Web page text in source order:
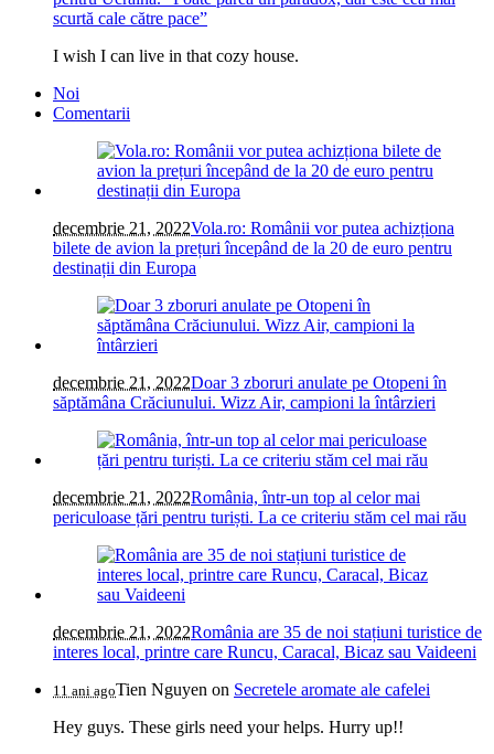
scurtă cale către pace”
I wish I can live in that cozy house.
Noi
Comentarii
decembrie 21, 2022Vola.ro: Românii vor putea achizționa
bilete de avion la prețuri începând de la 20 de euro pentru
destinații din Europa
decembrie 21, 2022Doar 3 zboruri anulate pe Otopeni în
săptămâna Crăciunului. Wizz Air, campioni la întârzieri
decembrie 21, 2022România, într-un top al celor mai
periculoase țări pentru turiști. La ce criteriu stăm cel mai rău
decembrie 21, 2022România are 35 de noi stațiuni turistice de
interes local, printre care Runcu, Caracal, Bicaz sau Vaideeni
11 ani agoTien Nguyen on Secretele aromate ale cafelei
Hey guys. These girls need your helps. Hurry up!!